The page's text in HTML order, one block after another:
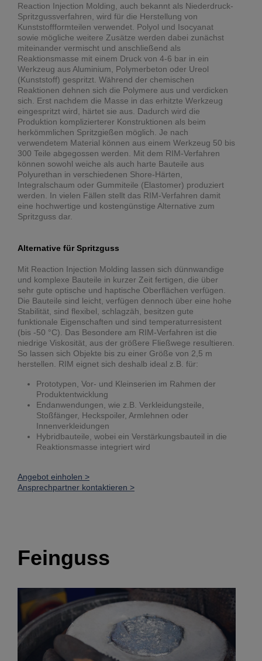
Reaction Injection Molding, auch bekannt als Niederdruck-
Spritzgussverfahren, wird für die Herstellung von
Kunststoffformteilen verwendet. Polyol und Isocyanat
sowie mögliche weitere Zusätze werden dabei zunächst
miteinander vermischt und anschließend als
Reaktionsmasse mit einem Druck von 4-6 bar in ein
Werkzeug aus Aluminium, Polymerbeton oder Ureol
(Kunststoff) gespritzt. Während der chemischen
Reaktionen dehnen sich die Polymere aus und verdicken
sich. Erst nachdem die Masse in das erhitzte Werkzeug
eingespritzt wird, härtet sie aus. Dadurch wird die
Produktion komplizierterer Konstruktionen als beim
herkömmlichen Spritzgießen möglich. Je nach
verwendetem Material können aus einem Werkzeug 50 bis
300 Teile abgegossen werden. Mit dem RIM-Verfahren
können sowohl weiche als auch harte Bauteile aus
Polyurethan in verschiedenen Shore-Härten,
Integralschaum oder Gummiteile (Elastomer) produziert
werden. In vielen Fällen stellt das RIM-Verfahren damit
eine hochwertige und kostengünstige Alternative zum
Spritzguss dar.
Alternative für Spritzguss
Mit Reaction Injection Molding lassen sich dünnwandige
und komplexe Bauteile in kurzer Zeit fertigen, die über
sehr gute optische und haptische Oberflächen verfügen.
Die Bauteile sind leicht, verfügen dennoch über eine hohe
Stabilität, sind flexibel, schlagzäh, besitzen gute
funktionale Eigenschaften und sind temperaturresistent
(bis -50 °C). Das Besondere am RIM-Verfahren ist die
niedrige Viskosität, aus der größere Fließwege resultieren.
So lassen sich Objekte bis zu einer Größe von 2,5 m
herstellen. RIM eignet sich deshalb ideal z.B. für:
Prototypen, Vor- und Kleinserien im Rahmen der
Produktentwicklung
Endanwendungen, wie z.B. Verkleidungsteile,
Stoßfänger, Heckspoiler, Armlehnen oder
Innenverkleidungen
Hybridbauteile, wobei ein Verstärkungsbauteil in die
Reaktionsmasse integriert wird
Angebot einholen >
Ansprechpartner kontaktieren >
Feinguss